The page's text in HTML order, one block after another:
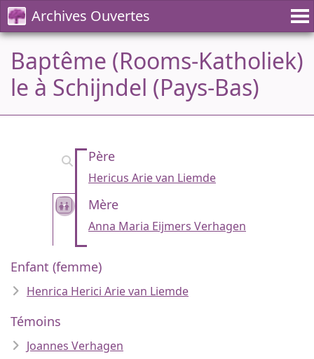
Archives Ouvertes
Baptême (Rooms-Katholiek)
le à Schijndel (Pays-Bas)
Père
Hericus Arie van Liemde
Mère
Anna Maria Eijmers Verhagen
Enfant (femme)
Henrica Herici Arie van Liemde
Témoins
Joannes Verhagen